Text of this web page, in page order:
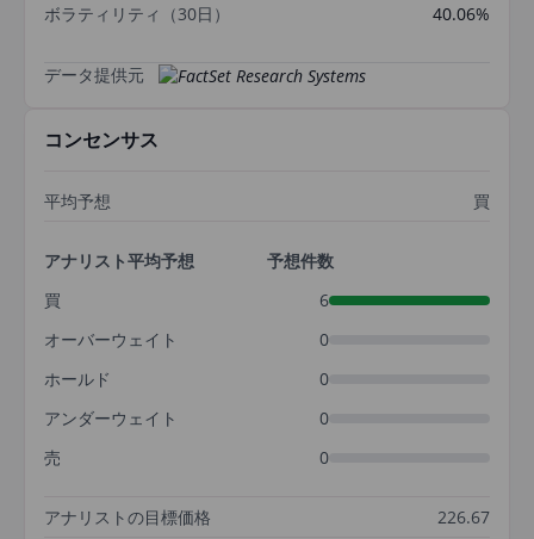
ボラティリティ（30日）
40.06%
データ提供元
コンセンサス
平均予想 買
アナリスト平均予想
予想件数
買
6
オーバーウェイト
0
ホールド
0
アンダーウェイト
0
売
0
アナリストの目標価格 226.67